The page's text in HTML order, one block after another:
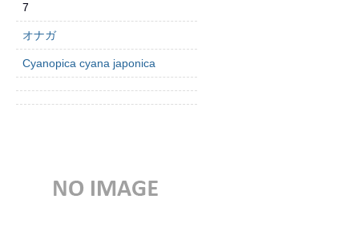
7
オナガ
Cyanopica cyana japonica